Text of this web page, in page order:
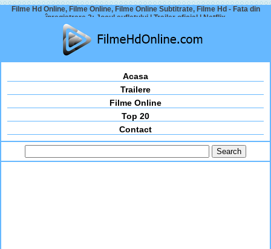
Filme Hd Online, Filme Online, Filme Online Subtitrate, Filme Hd - Fata din
înregistrare 2: Jocul sufletului | Trailer oficial | Netflix
Acasa
Trailere
Filme Online
Top 20
Contact